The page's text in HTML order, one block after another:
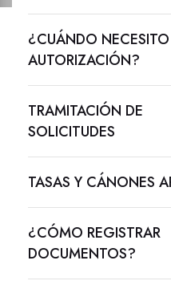
¿CUÁNDO NECESITO
AUTORIZACIÓN?
TRAMITACIÓN DE
SOLICITUDES
TASAS Y CÁNONES
¿CÓMO REGISTRAR
DOCUMENTOS?